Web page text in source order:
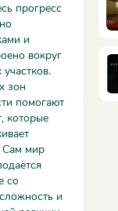
прогресс
и
вокруг
зон
помогают
которые
Сам мир
со
и